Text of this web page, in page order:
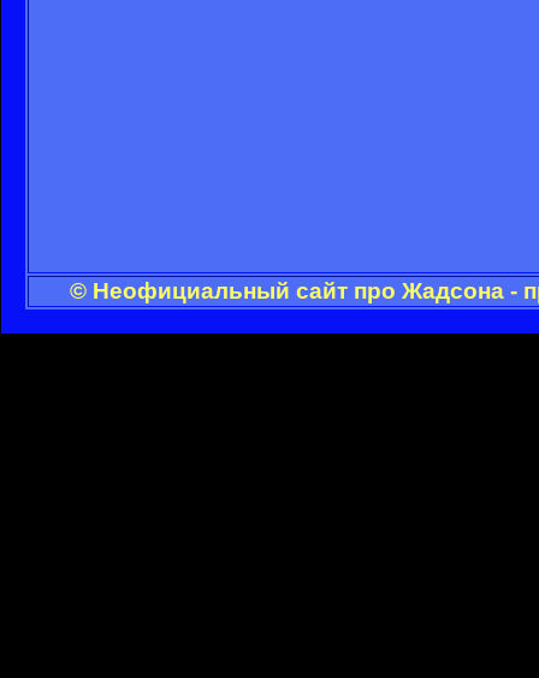
© Неофициальный сайт про Жадсона -